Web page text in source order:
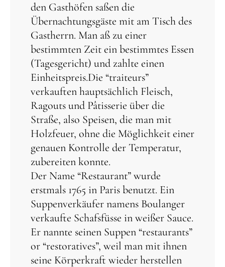
den Gasthöfen saßen die
Übernachtungsgäste mit am Tisch des
Gastherrn. Man aß zu einer
bestimmten Zeit ein bestimmtes Essen
(Tagesgericht) und zahlte einen
Einheitspreis.Die “traiteurs”
verkauften hauptsächlich Fleisch,
Ragouts und Pâtisserie über die
Straße, also Speisen, die man mit
Holzfeuer, ohne die Möglichkeit einer
genauen Kontrolle der Temperatur,
zubereiten konnte.
Der Name “Restaurant” wurde
erstmals 1765 in Paris benutzt. Ein
Suppenverkäufer namens Boulanger
verkaufte Schafsfüsse in weißer Sauce.
Er nannte seinen Suppen “restaurants”
or “restoratives”, weil man mit ihnen
seine Körperkraft wieder herstellen